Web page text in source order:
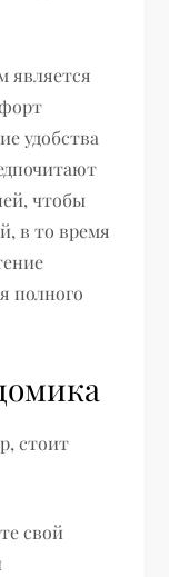
является
удобства
чтобы
в то время
полного
стоит
свой